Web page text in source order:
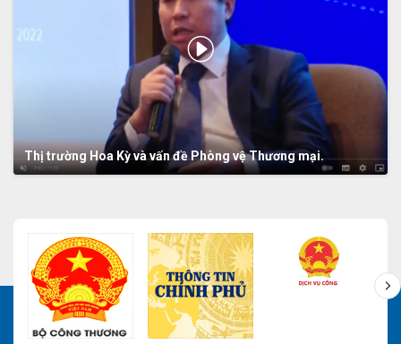
Thị trường Hoa Kỳ và vấn đề Phòng vệ Thương mại.